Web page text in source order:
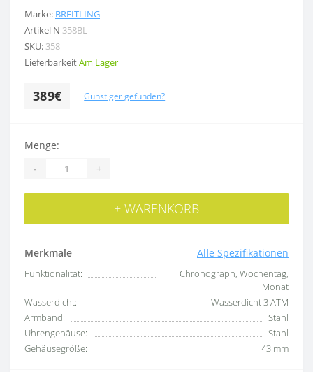
Marke: BREITLING
Artikel N 358BL
SKU: 358
LieferbarkeitAm Lager
389€ Günstiger gefunden?
Merkmale Alle Spezifikationen
Funktionalität:
Chronograph, Wochentag,
Monat
Wasserdicht:
Wasserdicht 3 ATM
Armband:
Stahl
Uhrengehäuse:
Stahl
Gehäusegröße:
43 mm
Menge:
- +
+ WARENKORB